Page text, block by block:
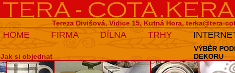
Tereza Divišová, Vidice 15, Kutná Hora, terka@tera-
HOME FIRMA DÍLNA TRHY
Jak si objednat
VÝBĚR
DEKORU